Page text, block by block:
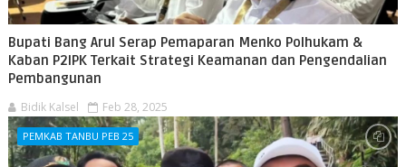
Bupati Bang Arul Serap Pemaparan Menko Polhukam &
Kaban P2IPK Terkait Strategi Keamanan dan Pengendalian
Pembangunan
Bidik Kalsel Feb 28, 2025
PEMKAB TANBU PEB 25